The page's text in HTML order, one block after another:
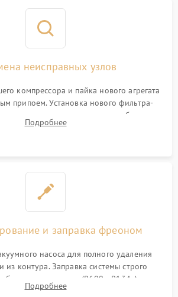
неисправных узлов
компрессора и пайка нового агрегата
припоем. Установка нового фильтра-
изношенных вентиляторов обдува,
или поврежденных дверных петель.
Подробнее
и заправка фреоном
насоса для полного удаления
из контура. Заправка системы строго
хладагента (R600a, R134a) по
Контроль рабочего давления в системе.
Подробнее